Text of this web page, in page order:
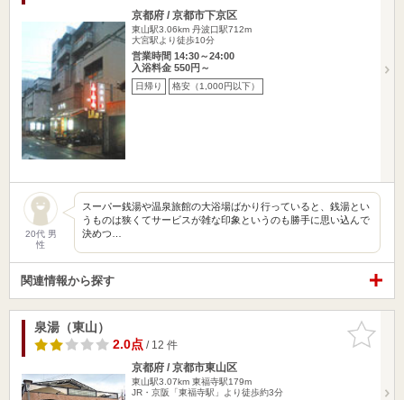
京都府 / 京都市下京区
東山駅3.06km 丹波口駅712m
大宮駅より徒歩10分
営業時間 14:30～24:00
入浴料金 550円～
日帰り 格安（1,000円以下）
20代 男
性
スーパー銭湯や温泉旅館の大浴場ばかり行っていると、銭湯とい
うものは狭くてサービスが雑な印象というのも勝手に思い込んで
決めつ…
関連情報から探す
お気に入
りに追加
泉湯（東山）
2.0点/ 12 件
京都府 / 京都市東山区
東山駅3.07km 東福寺駅179m
JR・京阪「東福寺駅」より徒歩約3分